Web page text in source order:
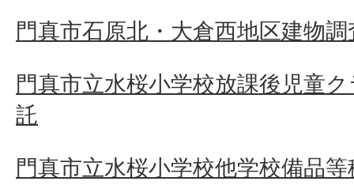
門真市石原北・大倉西地区建物
門真市立水桜小学校放課後児童
託
門真市立水桜小学校他学校備品